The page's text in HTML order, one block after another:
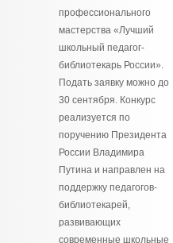
профессионального
мастерства «Лучший
школьный педагог-
библиотекарь России».
Подать заявку можно до
30 сентября. Конкурс
реализуется по
поручению Президента
России Владимира
Путина и направлен на
поддержку педагогов-
библиотекарей,
развивающих
современные школьные